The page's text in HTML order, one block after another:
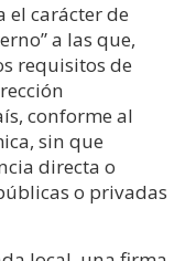
el carácter de
a las que,
requisitos de
conforme al
sin que
directa o
o privadas